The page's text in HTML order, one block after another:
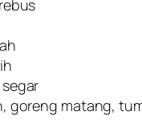
goreng matang,